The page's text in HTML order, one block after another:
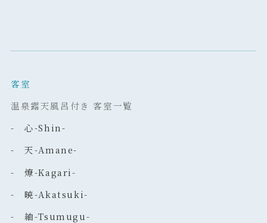
客室
温泉露天風呂付き 客室一覧
- 心-Shin-
- 天-Amane-
- 燎-Kagari-
- 暁-Akatsuki-
- 紬-Tsumugu-